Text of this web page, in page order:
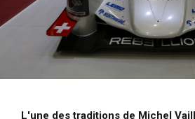
L'une des traditions de Michel